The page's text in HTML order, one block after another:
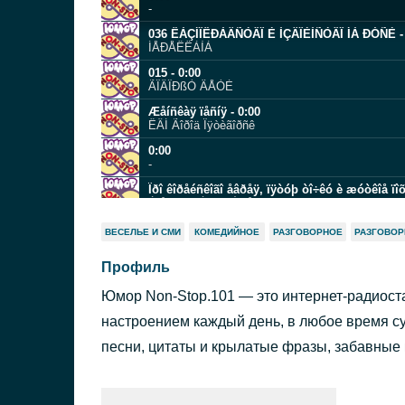
-
036 ÊÀÇÍÎÊÐÀÄÑÒÂÎ È ÌÇÄÎÈÌÑÒÂÎ ÍÀ ÐÓÑÈ -
ÍÅÐÅÊËÀÌÀ
015 - 0:00
ÃÎÂÎÐßÒ ÄÅÒÈ
Æåíñêàÿ ïåñíÿ - 0:00
ÊÂÍ Ãîðîä Ïÿòèãîðñê
0:00
-
Ïðî êîðåéñêîãî åâðåÿ, ïÿòóþ òî÷êó è æóòêîå
0:00
Ñûí - 0:00
387 (Ïðèçíàêè Òîãî, ×òî Ïîðà Äåëàòü Ðåìîíò) -
ÊÐÀÑÍÀß ÁÓÐÄÀ
0:00
ВЕСЕЛЬЕ И СМИ КОМЕДИЙНОЕ РАЗГОВОРНОЕ
Профиль
Юмор Non-Stop.101 — это интернет-
настроением каждый день, в любое время
песни, цитаты и крылатые фразы, забавные